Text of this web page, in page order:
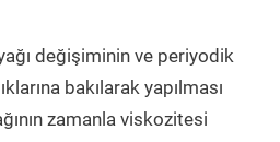
değişiminin ve periyodik
bakılarak yapılması
zamanla viskozitesi